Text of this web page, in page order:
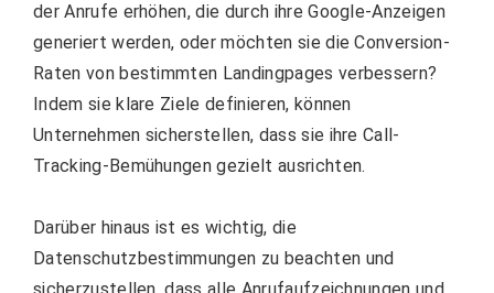
der Anrufe erhöhen, die durch ihre Google-Anzeigen
generiert werden, oder möchten sie die Conversion-
Raten von bestimmten Landingpages verbessern?
Indem sie klare Ziele definieren, können
Unternehmen sicherstellen, dass sie ihre Call-
Tracking-Bemühungen gezielt ausrichten.
Darüber hinaus ist es wichtig, die
Datenschutzbestimmungen zu beachten und